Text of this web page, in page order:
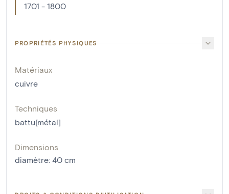
1701 - 1800
PROPRIÉTÉS PHYSIQUES
Matériaux
cuivre
Techniques
battu[métal]
Dimensions
diamètre: 40 cm